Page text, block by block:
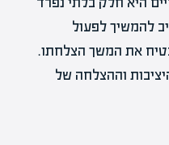
להמשיך לפעול
את המשך הצלחתו.
וההצלחה של